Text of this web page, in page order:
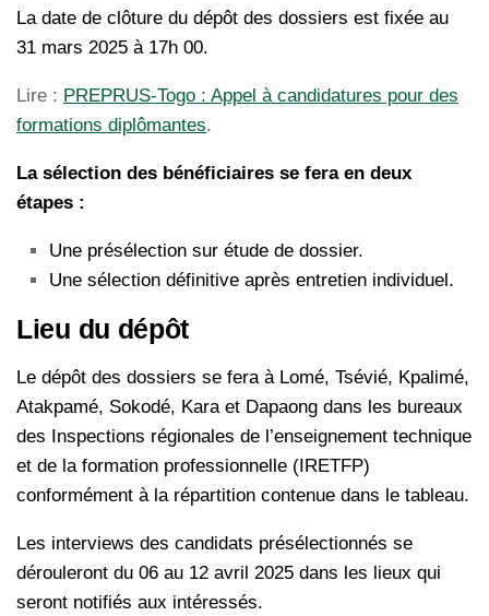
La date de clôture du dépôt des dossiers est fixée au
31 mars 2025 à 17h 00.
Lire : PREPRUS-Togo : Appel à candidatures pour des
formations diplômantes.
La sélection des bénéficiaires se fera en deux
étapes :
Une présélection sur étude de dossier.
Une sélection définitive après entretien individuel.
Lieu du dépôt
Le dépôt des dossiers se fera à Lomé, Tsévié, Kpalimé,
Atakpamé, Sokodé, Kara et Dapaong dans les bureaux
des Inspections régionales de l’enseignement technique
et de la formation professionnelle (IRETFP)
conformément à la répartition contenue dans le tableau.
Les interviews des candidats présélectionnés se
dérouleront du 06 au 12 avril 2025 dans les lieux qui
seront notifiés aux intéressés.